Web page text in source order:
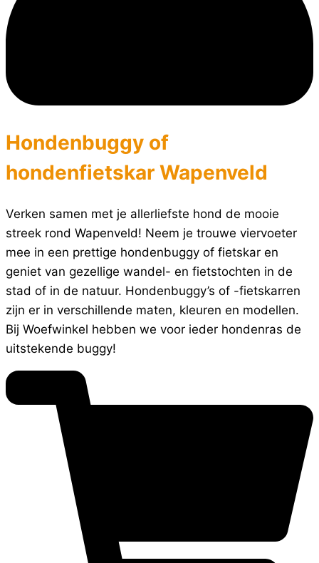
Hondenbuggy of
hondenfietskar Wapenveld
Verken samen met je allerliefste hond de mooie
streek rond Wapenveld! Neem je trouwe viervoeter
mee in een prettige hondenbuggy of fietskar en
geniet van gezellige wandel- en fietstochten in de
stad of in de natuur. Hondenbuggy’s of -fietskarren
zijn er in verschillende maten, kleuren en modellen.
Bij Woefwinkel hebben we voor ieder hondenras de
uitstekende buggy!